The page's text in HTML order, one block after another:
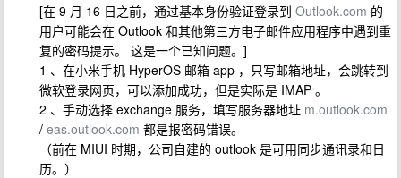
[在 9 月 16 日之前，通过基本身份验证登录到 Outlook.com 的
用户可能会在 Outlook 和其他第三方电子邮件应用程序中遇到重
复的密码提示。 这是一个已知问题。]
1 、在小米手机 HyperOS 邮箱 app ，只写邮箱地址，会跳转到
微软登录网页，可以添加成功，但是实际是 IMAP 。
2 、手动选择 exchange 服务，填写服务器地址 m.outlook.com
/ eas.outlook.com 都是报密码错误。
（前在 MIUI 时期，公司自建的 outlook 是可用同步通讯录和日
历。）